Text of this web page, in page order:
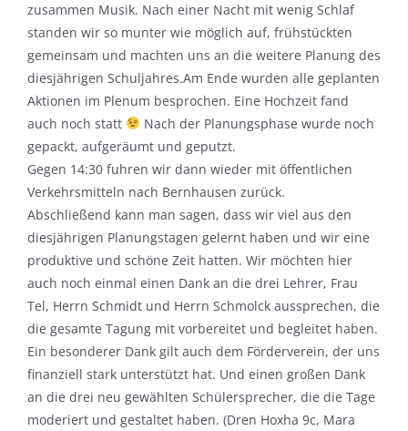
zusammen Musik. Nach einer Nacht mit wenig Schlaf
standen wir so munter wie möglich auf, frühstückten
gemeinsam und machten uns an die weitere Planung des
diesjährigen Schuljahres.Am Ende wurden alle geplanten
Aktionen im Plenum besprochen. Eine Hochzeit fand
auch noch statt
Nach der Planungsphase wurde noch
gepackt, aufgeräumt und geputzt.
Gegen 14:30 fuhren wir dann wieder mit öffentlichen
Verkehrsmitteln nach Bernhausen zurück.
Abschließend kann man sagen, dass wir viel aus den
diesjährigen Planungstagen gelernt haben und wir eine
produktive und schöne Zeit hatten. Wir möchten hier
auch noch einmal einen Dank an die drei Lehrer, Frau
Tel, Herrn Schmidt und Herrn Schmolck aussprechen, die
die gesamte Tagung mit vorbereitet und begleitet haben.
Ein besonderer Dank gilt auch dem Förderverein, der uns
finanziell stark unterstützt hat. Und einen großen Dank
an die drei neu gewählten Schülersprecher, die die Tage
moderiert und gestaltet haben. (Dren Hoxha 9c, Mara